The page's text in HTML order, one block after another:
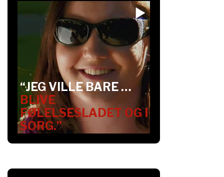
“JEG VILLE BARE …
BLIVE
FØLELSESLADET OG I
SORG.”